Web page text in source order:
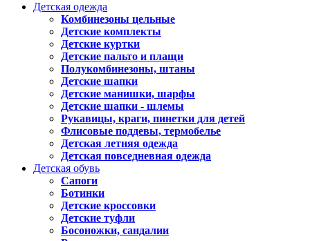
Детская одежда
Комбинезоны цельные
Детские комплекты
Детские куртки
Детские пальто и плащи
Полукомбинезоны, штаны
Детские шапки
Детские манишки, шарфы
Детские шапки - шлемы
Рукавицы, краги, пинетки для детей
Флисовые поддевы, термобелье
Детская летняя одежда
Детская повседневная одежда
Детская обувь
Сапоги
Ботинки
Детские кроссовки
Детские туфли
Босоножки, сандалии